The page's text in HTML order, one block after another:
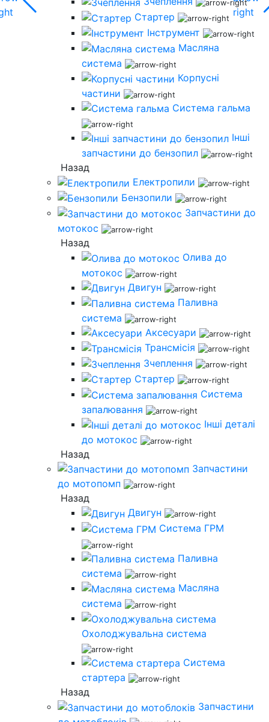
Стартер
Інструмент
Масляна
система
Корпусні
частини
Система гальма
Інші
запчастини до бензопил
Назад
Електропили
Бензопили
Запчастини до
мотокос
Назад
Олива до
мотокос
Двигун
Паливна
система
Аксесуари
Трансмісія
Зчеплення
Стартер
Система
запалювання
Інші деталі
до мотокос
Назад
Запчастини
до мотопомп
Назад
Двигун
Система ГРМ
Паливна
система
Масляна
система
Охолоджувальна система
Система
стартера
Назад
Запчастини